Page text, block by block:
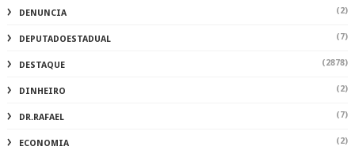
DENUNCIA (2)
DEPUTADOESTADUAL (7)
DESTAQUE (2878)
DINHEIRO (2)
DR.RAFAEL (7)
ECONOMIA (2)